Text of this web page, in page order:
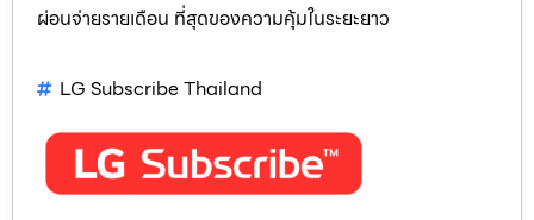
ผ่อนจ่ายรายเดือน ที่สุดของความคุ้มในระยะยาว
LG Subscribe Thailand